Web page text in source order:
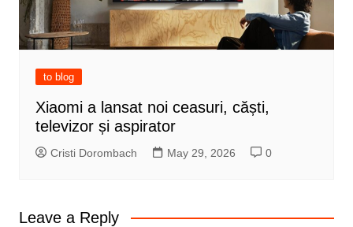
to blog
Xiaomi a lansat noi ceasuri, căști,
televizor și aspirator
Cristi Dorombach May 29, 2026 0
Leave a Reply